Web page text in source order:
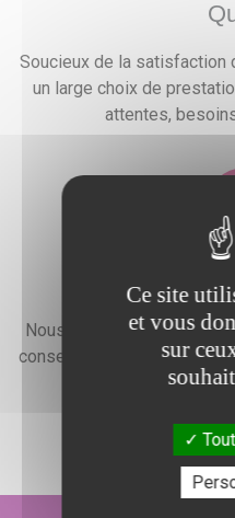
Soucieux de la satisfaction
un large choix de
attentes,
Nous faisons preuve
conseiller, vous renseigner
l'organisation
Ce site
et vous
sur